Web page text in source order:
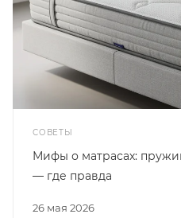
СОВЕТЫ
26 мая 2026
Мифы о матрасах:
— где правда